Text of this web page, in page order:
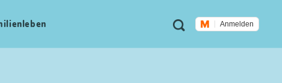
Meta
Navigation
Suche Anmelden